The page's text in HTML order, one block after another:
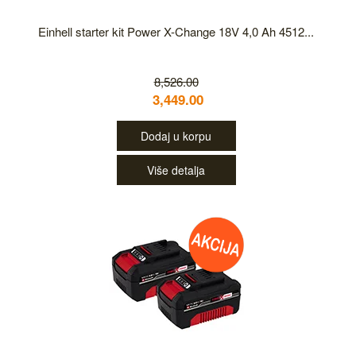
Einhell starter kit Power X-Change 18V 4,0 Ah 4512...
8,526.00
3,449.00
Dodaj u korpu
Više detalja